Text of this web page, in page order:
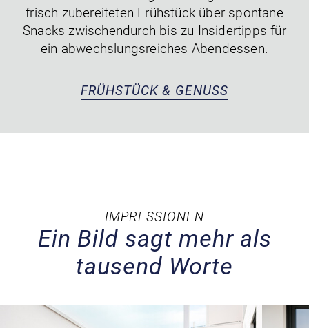
frisch zubereiteten Frühstück über spontane
Snacks zwischendurch bis zu Insidertipps für
ein abwechslungsreiches Abendessen.
FRÜHSTÜCK & GENUSS
IMPRESSIONEN
Ein Bild sagt mehr als
tausend Worte